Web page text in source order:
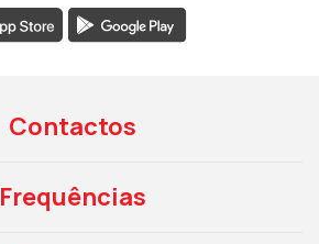
Contactos
Frequências